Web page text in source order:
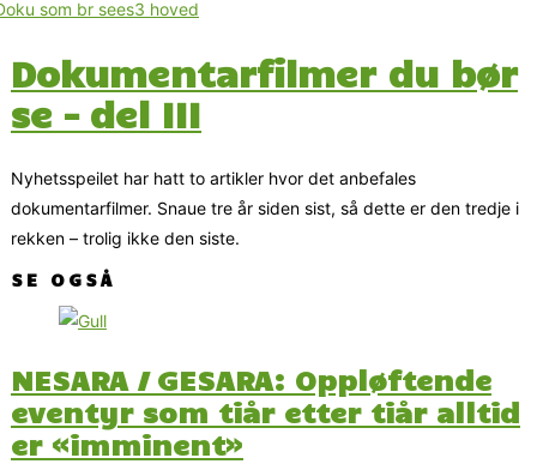
Dokumentarfilmer du bør
se – del III
Nyhetsspeilet har hatt to artikler hvor det anbefales
dokumentarfilmer. Snaue tre år siden sist, så dette er den tredje i
rekken – trolig ikke den siste.
SE OGSÅ
NESARA / GESARA: Oppløftende
eventyr som tiår etter tiår alltid
er «imminent»